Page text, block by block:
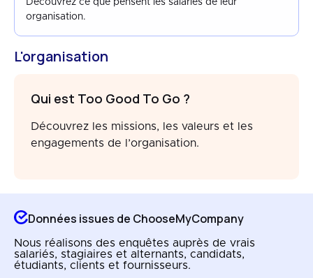
Découvrez ce que pensent les salariés de leur
organisation.
L'organisation
Qui est Too Good To Go ?
Découvrez les missions, les valeurs et les
engagements de l’organisation.
Données issues de ChooseMyCompany
Nous réalisons des enquêtes auprès de vrais
salariés, stagiaires et alternants, candidats,
étudiants, clients et fournisseurs.